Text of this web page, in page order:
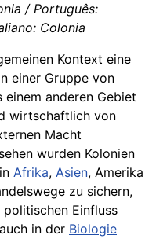
/ Português:
Colonia
Kontext eine
einer Gruppe von
anderen Gebiet
wirtschaftlich von
Macht
wurden Kolonien
Afrika, Asien, Amerika
zu sichern,
Einfluss
in der Biologie